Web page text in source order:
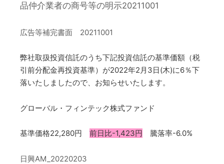
品仲介業者の商号等の明示20211001
広告等補完書面 20211001
弊社取扱投資信託のうち下記投資信託の基準価額（税
引前分配金再投資基準）が2022年2月3日(木)に6％下
落いたしましたので、お知らせいたします。
グローバル・フィンテック株式ファンド
基準価格22,280円 前日比-1,423円 騰落率-6.0%
日興AM_20220203